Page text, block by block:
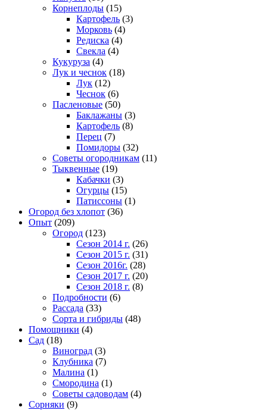
Корнеплоды (15)
Картофель (3)
Морковь (4)
Редиска (4)
Свекла (4)
Кукуруза (4)
Лук и чеснок (18)
Лук (12)
Чеснок (6)
Пасленовые (50)
Баклажаны (3)
Картофель (8)
Перец (7)
Помидоры (32)
Советы огородникам (11)
Тыквенные (19)
Кабачки (3)
Огурцы (15)
Патиссоны (1)
Огород без хлопот (36)
Опыт (209)
Огород (123)
Сезон 2014 г. (26)
Сезон 2015 г. (31)
Сезон 2016г. (28)
Сезон 2017 г. (20)
Сезон 2018 г. (8)
Подробности (6)
Рассада (33)
Сорта и гибриды (48)
Помощники (4)
Сад (18)
Виноград (3)
Клубника (7)
Малина (1)
Смородина (1)
Советы садоводам (4)
Сорняки (9)